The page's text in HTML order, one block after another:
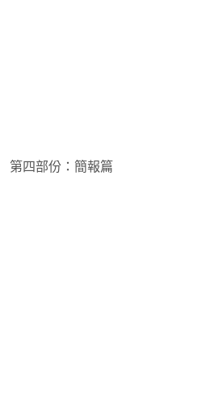
第四部份：簡報篇